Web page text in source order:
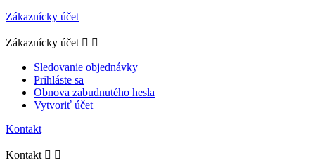
Zákaznícky účet
Zákaznícky účet  
Sledovanie objednávky
Prihláste sa
Obnova zabudnutého hesla
Vytvoriť účet
Kontakt
Kontakt  